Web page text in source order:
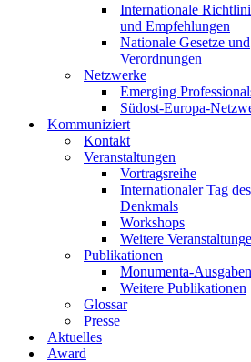
Internationale
und Empfehlungen
Nationale Gesetze und
Verordnungen
Netzwerke
Emerging
Südost-Europa-
Kommuniziert
Kontakt
Veranstaltungen
Vortragsreihe
Internationaler Tag des
Denkmals
Workshops
Weitere
Publikationen
Monumenta-Ausgaben
Weitere Publikationen
Glossar
Presse
Aktuelles
Award